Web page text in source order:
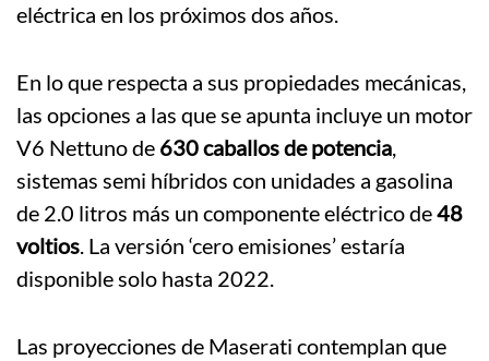
eléctrica en los próximos dos años.
En lo que respecta a sus propiedades mecánicas,
las opciones a las que se apunta incluye un motor
V6 Nettuno de 630 caballos de potencia,
sistemas semi híbridos con unidades a gasolina
de 2.0 litros más un componente eléctrico de48
voltios. La versión ‘cero emisiones’ estaría
disponible solo hasta 2022.
Las proyecciones de Maserati contemplan que